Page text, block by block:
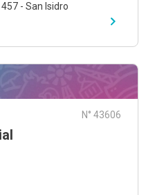
- San Isidro
N° 43606